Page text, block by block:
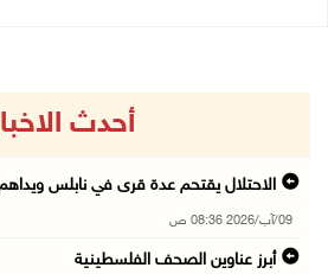
أحدث
الاحتلال يقتحم عدة قرى في نابلس
09/آب/2026 08:36 ص
أبرز عناوين الصحف الفلسطينية